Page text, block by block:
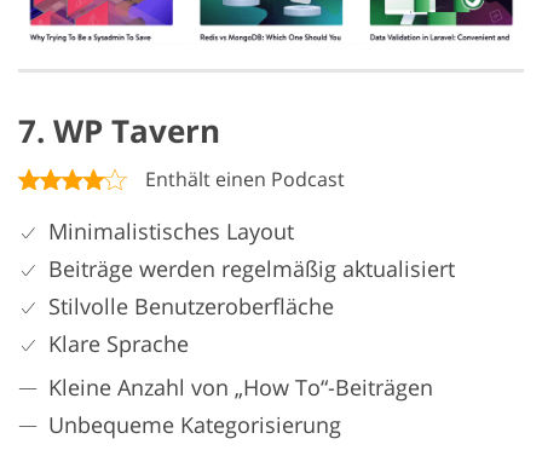
7. WP Tavern
Enthält einen Podcast
Minimalistisches Layout
Beiträge werden regelmäßig aktualisiert
Stilvolle Benutzeroberfläche
Klare Sprache
Kleine Anzahl von „How To“-Beiträgen
Unbequeme Kategorisierung